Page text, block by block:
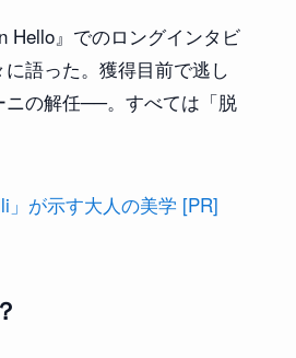
Hello』でのロングインタビ
語った。獲得目前で逃し
ニの解任──。すべては「脱
」が示す大人の美学 [PR]